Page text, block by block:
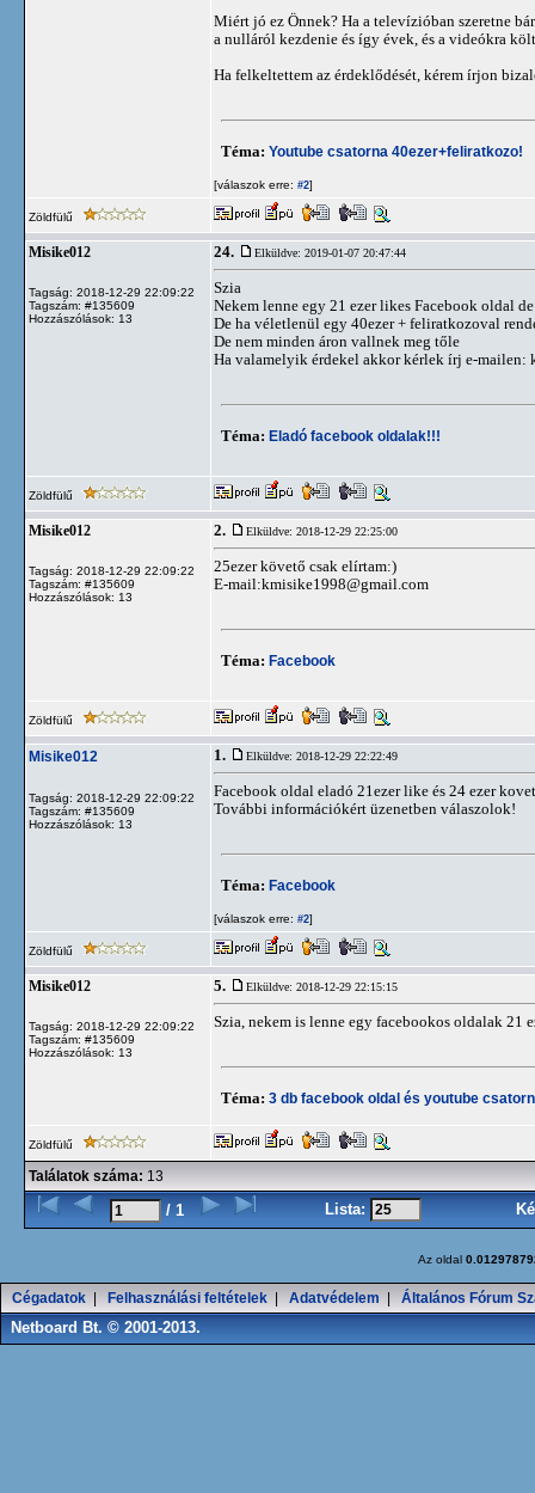
Miért jó ez Önnek? Ha a televízióban szeretne
a nulláról kezdenie és így évek, és a videókra
Ha felkeltettem az érdeklődését, kérem írjon
Téma: Youtube csatorna 40ezer+feliratkozo!
[válaszok erre: #2]
Zöldfülű
Misike012
Tagság: 2018-12-29 22:09:22
Tagszám: #135609
Hozzászólások: 13
24. Elküldve: 2019-01-07 20:47:44
Szia
Nekem lenne egy 21 ezer likes Facebook oldal
De ha véletlenül egy 40ezer + feliratkozoval
De nem minden áron vallnek meg tőle
Ha valamelyik érdekel akkor kérlek írj e-mailen:
Téma: Eladó facebook oldalak!!!
Zöldfülű
Misike012
Tagság: 2018-12-29 22:09:22
Tagszám: #135609
Hozzászólások: 13
2. Elküldve: 2018-12-29 22:25:00
25ezer követő csak elírtam:)
E-mail:kmisike1998@gmail.com
Téma: Facebook
Zöldfülű
Misike012
Tagság: 2018-12-29 22:09:22
Tagszám: #135609
Hozzászólások: 13
1. Elküldve: 2018-12-29 22:22:49
Facebook oldal eladó 21ezer like és 24 ezer
További információkért üzenetben válaszolok!
Téma: Facebook
[válaszok erre: #2]
Zöldfülű
Misike012
Tagság: 2018-12-29 22:09:22
Tagszám: #135609
Hozzászólások: 13
5. Elküldve: 2018-12-29 22:15:15
Szia, nekem is lenne egy facebookos oldalak 21
Téma: 3 db facebook oldal és youtube
Zöldfülű
Találatok száma: 13
/ 1 Lista:
Az oldal
Cégadatok Felhasználási feltételek Adatvédelem Általános Fórum
Netboard Bt. © 2001-2013.